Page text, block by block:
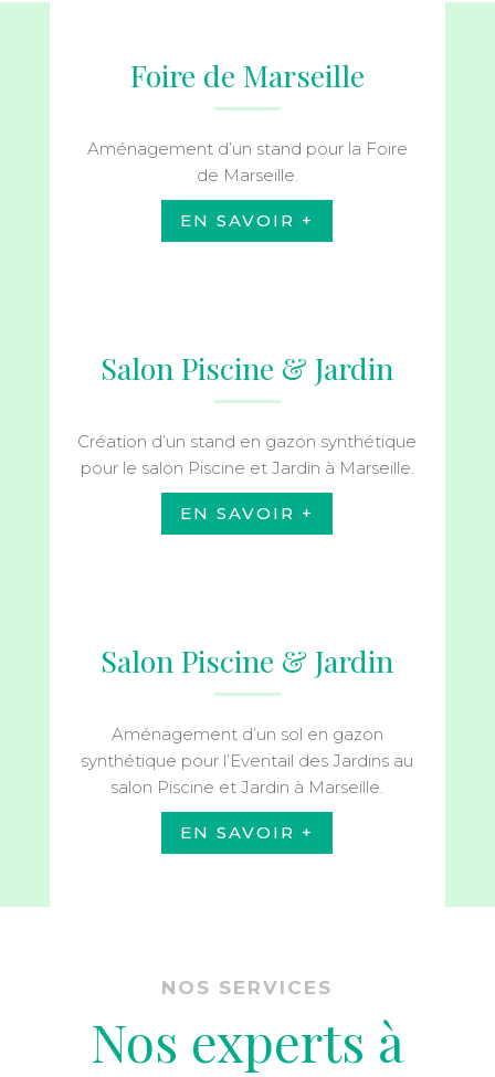
Foire de Marseille
Aménagement d’un stand pour la Foire
de Marseille.
EN SAVOIR +
Salon Piscine & Jardin
Création d’un stand en gazon synthétique
pour le salon Piscine et Jardin à Marseille.
EN SAVOIR +
Salon Piscine & Jardin
Aménagement d’un sol en gazon
synthétique pour l’Eventail des Jardins au
salon Piscine et Jardin à Marseille.
EN SAVOIR +
NOS SERVICES
Nos experts à